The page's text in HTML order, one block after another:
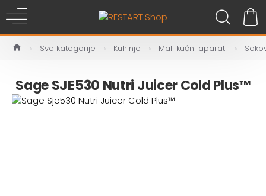
Sve kategorije Kuhinje Mali kućni aparati
Sage SJE530 Nutri Juicer Cold Plus™